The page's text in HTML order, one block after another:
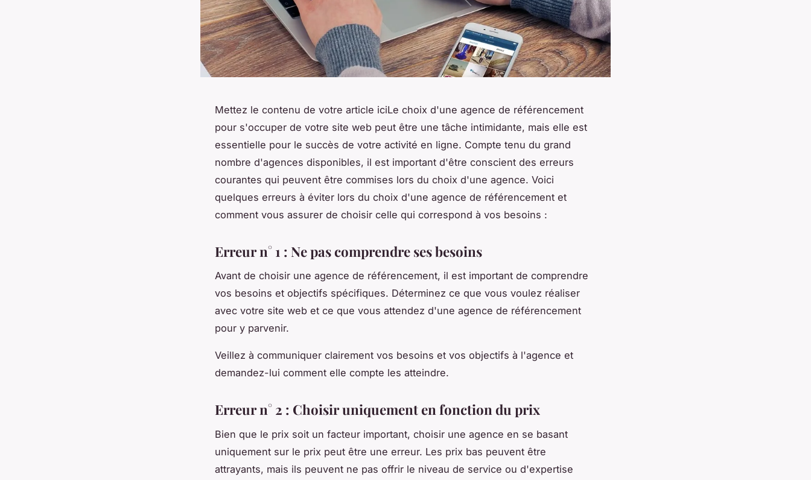
Mettez le contenu de votre article iciLe choix d'une agence de référencement
pour s'occuper de votre site web peut être une tâche intimidante, mais elle est
essentielle pour le succès de votre activité en ligne. Compte tenu du grand
nombre d'agences disponibles, il est important d'être conscient des erreurs
courantes qui peuvent être commises lors du choix d'une agence. Voici
quelques erreurs à éviter lors du choix d'une agence de référencement et
comment vous assurer de choisir celle qui correspond à vos besoins :
Erreur n° 1 : Ne pas comprendre ses besoins
Avant de choisir une agence de référencement, il est important de comprendre
vos besoins et objectifs spécifiques. Déterminez ce que vous voulez réaliser
avec votre site web et ce que vous attendez d'une agence de référencement
pour y parvenir.
Veillez à communiquer clairement vos besoins et vos objectifs à l'agence et
demandez-lui comment elle compte les atteindre.
Erreur n° 2 : Choisir uniquement en fonction du prix
Bien que le prix soit un facteur important, choisir une agence en se basant
uniquement sur le prix peut être une erreur. Les prix bas peuvent être
attrayants, mais ils peuvent ne pas offrir le niveau de service ou d'expertise